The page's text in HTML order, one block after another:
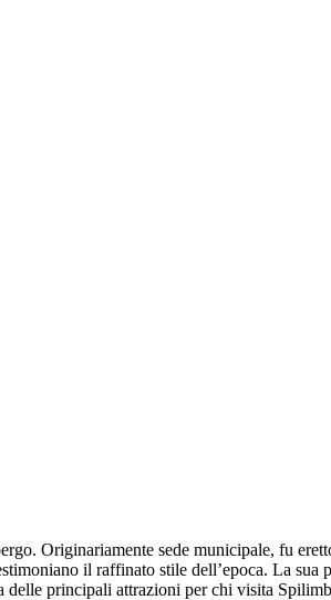
Originariamente sede municipale, fu
il raffinato stile dell’epoca. La
principali attrazioni per chi visita